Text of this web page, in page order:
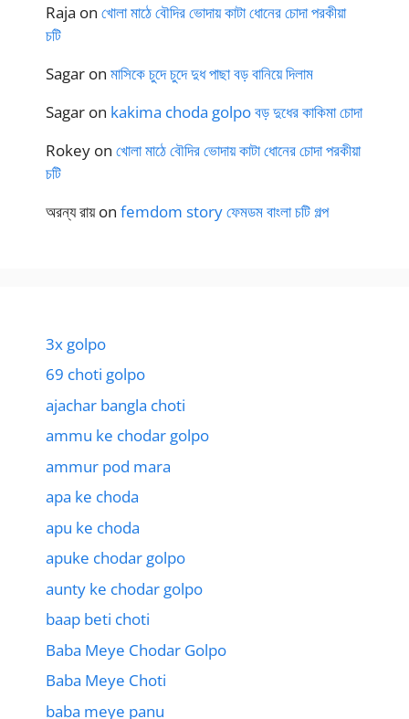
Raja on খোলা মাঠে বৌদির ভোদায় কাটা ধোনের চোদা পরকীয়া
চটি
Sagar on মাসিকে চুদে চুদে দুধ পাছা বড় বানিয়ে দিলাম
Sagar on kakima choda golpo বড় দুধের কাকিমা চোদা
Rokey on খোলা মাঠে বৌদির ভোদায় কাটা ধোনের চোদা পরকীয়া
চটি
অরন্য রায়on femdom story ফেমডম বাংলা চটি গল্প
3x golpo
69 choti golpo
ajachar bangla choti
ammu ke chodar golpo
ammur pod mara
apa ke choda
apu ke choda
apuke chodar golpo
aunty ke chodar golpo
baap beti choti
Baba Meye Chodar Golpo
Baba Meye Choti
baba meye panu